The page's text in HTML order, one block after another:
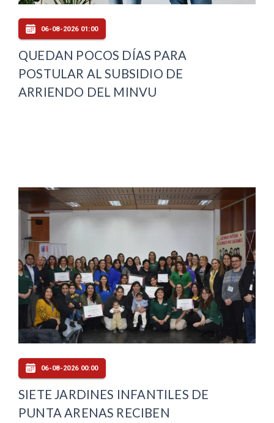
06-08-2026 01:00
QUEDAN POCOS DÍAS PARA
POSTULAR AL SUBSIDIO DE
ARRIENDO DEL MINVU
06-08-2026 00:00
SIETE JARDINES INFANTILES DE
PUNTA ARENAS RECIBEN